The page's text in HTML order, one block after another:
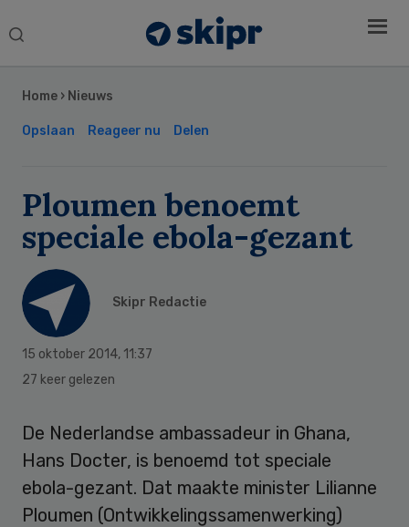
Search
Home › Nieuws
Opslaan Reageer nu Delen
Ploumen benoemt
speciale ebola-gezant
Skipr Redactie
15 oktober 2014, 11:37
27 keer gelezen
De Nederlandse ambassadeur in Ghana,
Hans Docter, is benoemd tot speciale
ebola-gezant. Dat maakte minister Lilianne
Ploumen (Ontwikkelingssamenwerking)
Sidebar